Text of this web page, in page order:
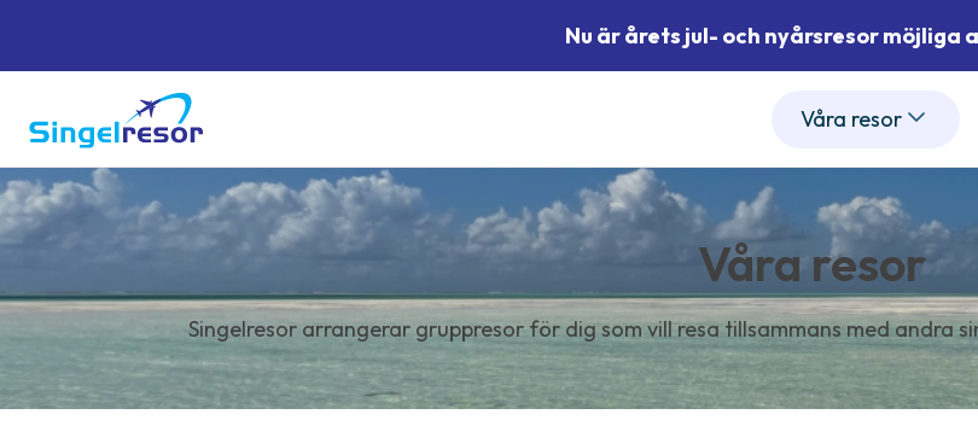
Nu är årets jul- och nyårsresor möjliga
Våra resor
Våra resor
Singelresor arrangerar gruppresor för dig som vill resa tillsammans med andra